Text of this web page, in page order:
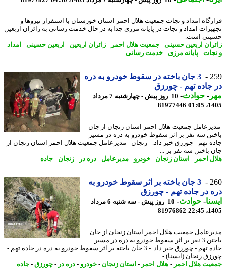
امداد و نجات جمعیت هلال احمر استان خوزستان با استقرار نیروها و
امداد و نجات در پایانه مرزی چذابه در حال خدمت رسانی به زائران اربعین
است. -
اربعین حسینی-جمعیت هلال احمر -زائران اربعین -اربعین حسینی-امداد
-پایانه مرزی- خدمت رسانی
3 جان باخته در سقوط خودرو به دره
جاده تهم - چورزق
-حوادث -
10 روز پیش - چهارشنبه 7 مرداد
81977446
جمعیت هلال احمر استان زنجان از جان
سه نفر بر اثر سقوط خودرو به دره در مسیر
تهم - چورزق خبر داد. - زنجان- مدیرعامل جمعیت هلال احمر استان زنجان از
باختن سه نفر بر ...
احمر -استان زنجان-خودرو-مدیرعامل-دره در - زنجان-جاده
3 جان باخته بر اثر سقوط خودرو به
در جاده تهم - چورزق
-حوادث -
10 روز پیش - سه شنبه 6 مرداد
81976862
جمعیت هلال احمر استان زنجان از جان
باختن 3 نفر بر اثر سقوط خودرو به دره در مسیر
جاده تهم - چورزق خبر داد. - 3 جان باخته بر اثر سقوط خودرو به دره در جاده تهم -
زنجان (ایسنا) - ...
هلال احمر -هلال احمر -استان زنجان-خودرو-دره در - چورزق- جاده